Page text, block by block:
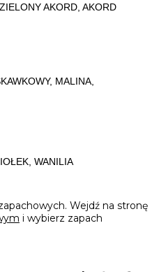
AKORD, AKORD
MALINA,
WANILIA
Wejdź na stronę
i wybierz zapach